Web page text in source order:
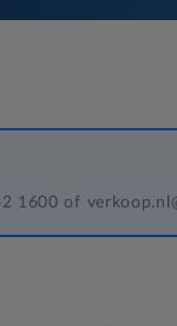
1600 of